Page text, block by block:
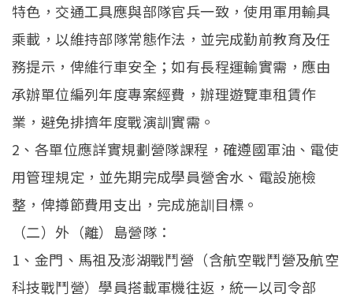
特色，交通工具應與部隊官兵一致，使用軍用輸具
乘載，以維持部隊常態作法，並完成勤前教育及任
務提示，俾維行車安全；如有長程運輸實需，應由
承辦單位編列年度專案經費，辦理遊覽車租賃作
業，避免排擠年度戰演訓實需。
2、各單位應詳實規劃營隊課程，確遵國軍油、電使
用管理規定，並先期完成學員營舍水、電設施檢
整，俾撙節費用支出，完成施訓目標。
（二）外（離）島營隊：
1、金門、馬祖及澎湖戰鬥營（含航空戰鬥營及航空
科技戰鬥營）學員搭載軍機往返，統一以司令部